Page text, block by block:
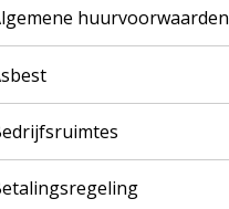
Algemene huurvoorwaarden
Asbest
Bedrijfsruimtes
Betalingsregeling